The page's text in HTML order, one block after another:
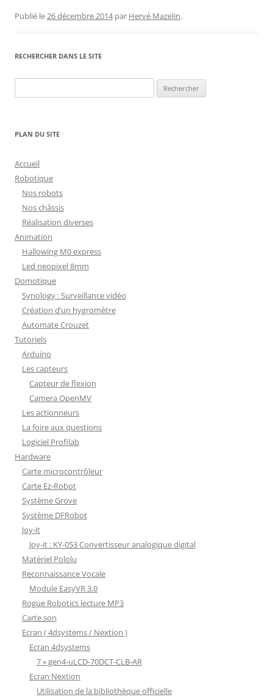
Publié le 26 décembre 2014par Hervé Mazelin.
RECHERCHER DANS LE SITE
PLAN DU SITE
Accueil
Robotique
Nos robots
Nos châssis
Réalisation diverses
Animation
Hallowing M0 express
Led neopixel 8mm
Domotique
Synology : Surveillance vidéo
Création d’un hygromètre
Automate Crouzet
Tutoriels
Arduino
Les capteurs
Capteur de flexion
Camera OpenMV
Les actionneurs
La foire aux questions
Logiciel Profilab
Hardware
Carte microcontrôleur
Carte Ez-Robot
Système Grove
Système DFRobot
Joy-it
Joy-it : KY-053 Convertisseur analogique digital
Matériel Pololu
Reconnaissance Vocale
Module EasyVR 3.0
Rogue Robotics lecture MP3
Carte son
Ecran ( 4dsystems / Nextion )
Ecran 4dsystems
7 » gen4-uLCD-70DCT-CLB-AR
Ecran Nextion
Utilisation de la bibliothèque officielle